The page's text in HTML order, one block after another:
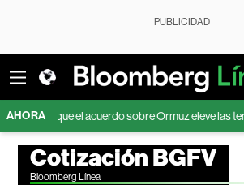
PUBLICIDAD
AHORA
a que el acuerdo sobre Ormuz eleve las tensiones
Cotización BGFV
Bloomberg Línea